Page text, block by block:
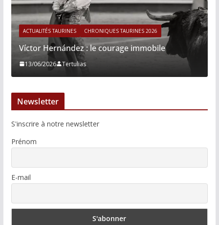
ACTUALITÉS TAURINES CHRONIQUES TAURINES 2026
Víctor Hernández : le courage immobile
13/06/2026 Tertulias
Newsletter
S'inscrire à notre newsletter
Prénom
E-mail